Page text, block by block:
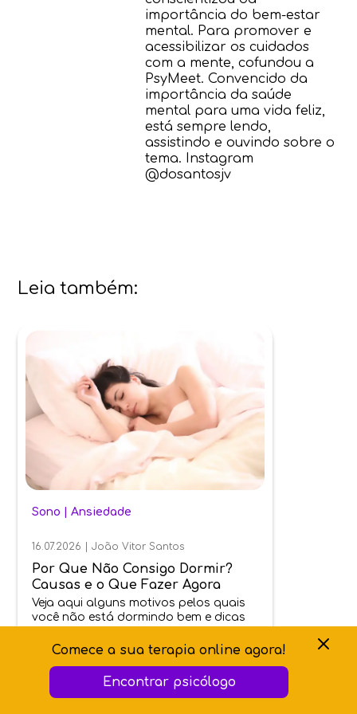
importância do bem-estar
mental. Para promover e
acessibilizar os cuidados
com a mente, cofundou a
PsyMeet. Convencido da
importância da saúde
mental para uma vida feliz,
está sempre lendo,
assistindo e ouvindo sobre o
tema. Instagram
@dosantosjv
Leia também:
Sono |Ansiedade
16.07.2026 |João Vitor Santos
Por Que Não Consigo Dormir?
Causas e o Que Fazer Agora
Veja aqui alguns motivos pelos quais
você não está dormindo bem e dicas
Comece a sua terapia online agora!
Encontrar psicólogo